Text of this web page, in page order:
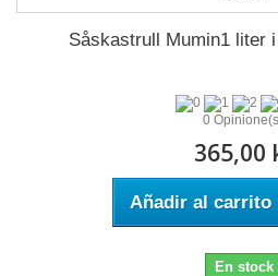
Såskastrull Mumin1 liter
0
365,00
Añadir al carrito
En stock